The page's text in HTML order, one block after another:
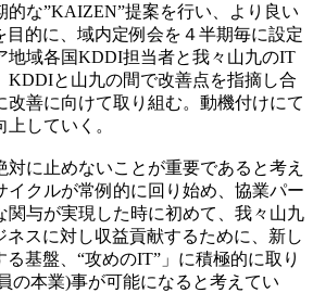
的な”KAIZEN”提案を行い、より良い
的に、域内定例会を４半期毎に設定
地域各国KDDI担当者と我々山九のIT
KDDIと山九の間で改善点を指摘し合
改善に向けて取り組む。動機付けにて
していく。
対に止めないことが重要であると考え
イクルが常例的に回り始め、協業パー
関与が実現した時に初めて、我々山九
スに対し収益貢献するために、新し
基盤、“攻めのIT”」に積極的に取り
の本業)事が可能になると考えてい